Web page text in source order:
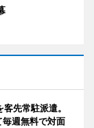
先常駐派遣。
週無料で対面